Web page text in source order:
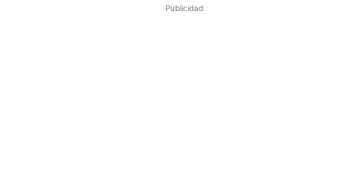
Publicidad